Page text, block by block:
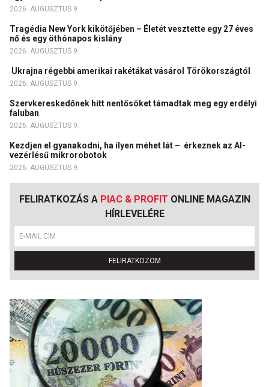
2026. AUGUSZTUS 9.
Tragédia New York kikötőjében – Életét vesztette egy 27 éves
nő és egy öthónapos kislány
2026. AUGUSZTUS 9.
Ukrajna régebbi amerikai rakétákat vásárol Törökországtól
2026. AUGUSZTUS 9.
Szervkereskedőnek hitt nentősöket támadtak meg egy erdélyi
faluban
2026. AUGUSZTUS 9.
Kezdjen el gyanakodni, ha ilyen méhet lát – érkeznek az AI-
vezérlésű mikrorobotok
2026. AUGUSZTUS 9.
FELIRATKOZÁS A PIAC & PROFIT ONLINE MAGAZIN
HÍRLEVELÉRE
FELIRATKOZOM